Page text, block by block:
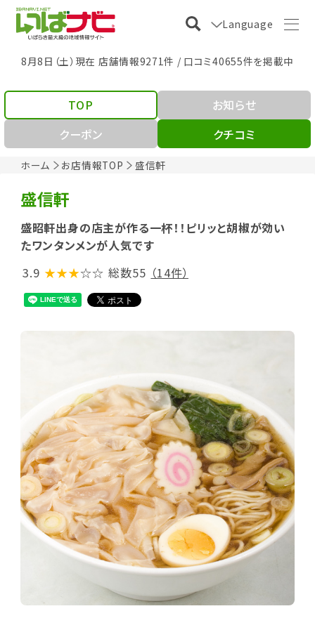
Language
8月8日（土）現在 店舗情報9271件 / 口コミ40655件を掲載中
ホーム お店情報TOP 盛信軒
TOP
お知らせ
クーポン
クチコミ
盛信軒
盛昭軒出身の店主が作る一杯！！ピリッと胡椒が効い
たワンタンメンが人気です
3.9 ★★★☆☆ 総数55 （14件）